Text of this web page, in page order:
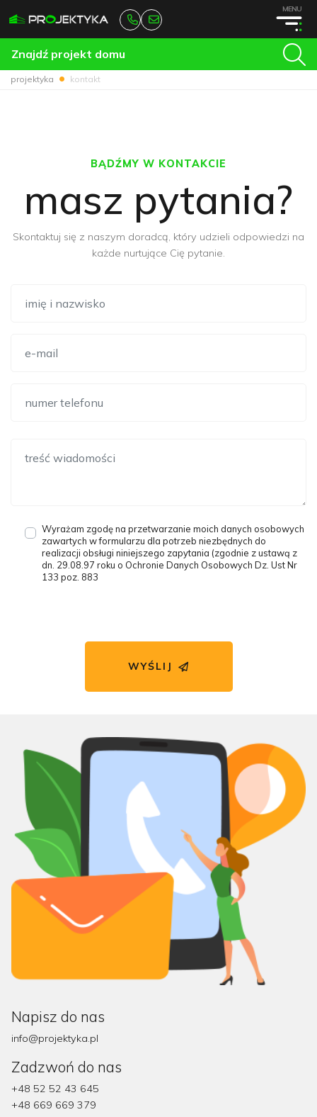
MENU
Znajdź projekt domu
projektyka kontakt
BĄDŹMY W KONTAKCIE
masz pytania?
Skontaktuj się z naszym doradcą, który udzieli odpowiedzi na
każde nurtujące Cię pytanie.
Wyrażam zgodę na przetwarzanie moich danych osobowych
zawartych w formularzu dla potrzeb niezbędnych do
realizacji obsługi niniejszego zapytania (zgodnie z ustawą z
dn. 29.08.97 roku o Ochronie Danych Osobowych Dz. Ust Nr
133 poz. 883
WYŚLIJ
Napisz do nas
info@projektyka.pl
Zadzwoń do nas
+48 52 52 43 645
+48 669 669 379